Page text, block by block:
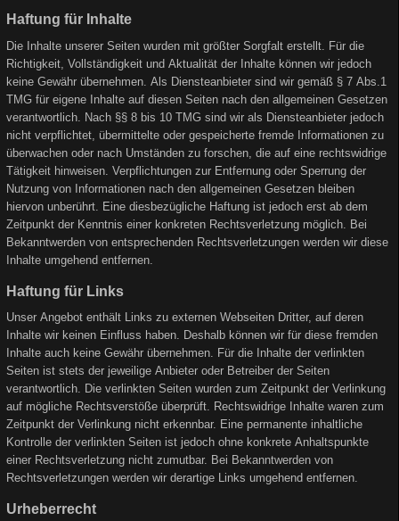
Haftung für Inhalte
Die Inhalte unserer Seiten wurden mit größter Sorgfalt erstellt. Für die
Richtigkeit, Vollständigkeit und Aktualität der Inhalte können wir jedoch
keine Gewähr übernehmen. Als Diensteanbieter sind wir gemäß § 7 Abs.1
TMG für eigene Inhalte auf diesen Seiten nach den allgemeinen Gesetzen
verantwortlich. Nach §§ 8 bis 10 TMG sind wir als Diensteanbieter jedoch
nicht verpflichtet, übermittelte oder gespeicherte fremde Informationen zu
überwachen oder nach Umständen zu forschen, die auf eine rechtswidrige
Tätigkeit hinweisen. Verpflichtungen zur Entfernung oder Sperrung der
Nutzung von Informationen nach den allgemeinen Gesetzen bleiben
hiervon unberührt. Eine diesbezügliche Haftung ist jedoch erst ab dem
Zeitpunkt der Kenntnis einer konkreten Rechtsverletzung möglich. Bei
Bekanntwerden von entsprechenden Rechtsverletzungen werden wir diese
Inhalte umgehend entfernen.
Haftung für Links
Unser Angebot enthält Links zu externen Webseiten Dritter, auf deren
Inhalte wir keinen Einfluss haben. Deshalb können wir für diese fremden
Inhalte auch keine Gewähr übernehmen. Für die Inhalte der verlinkten
Seiten ist stets der jeweilige Anbieter oder Betreiber der Seiten
verantwortlich. Die verlinkten Seiten wurden zum Zeitpunkt der Verlinkung
auf mögliche Rechtsverstöße überprüft. Rechtswidrige Inhalte waren zum
Zeitpunkt der Verlinkung nicht erkennbar. Eine permanente inhaltliche
Kontrolle der verlinkten Seiten ist jedoch ohne konkrete Anhaltspunkte
einer Rechtsverletzung nicht zumutbar. Bei Bekanntwerden von
Rechtsverletzungen werden wir derartige Links umgehend entfernen.
Urheberrecht